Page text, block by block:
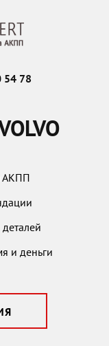
54 78
АКПП
и деньги